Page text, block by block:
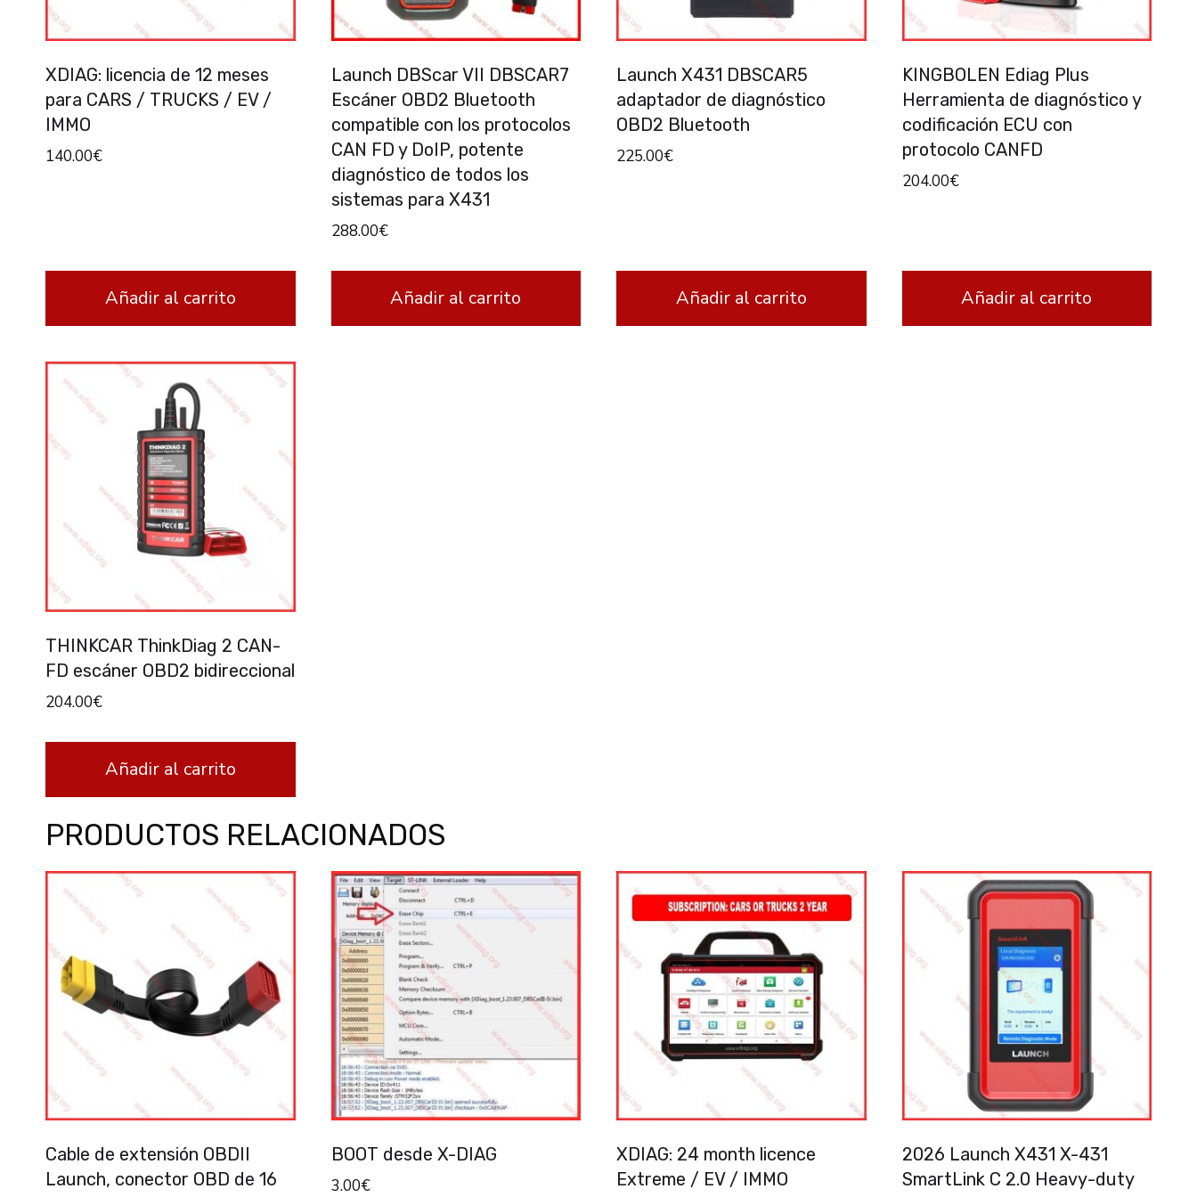
XDIAG: licencia de 12 meses
para CARS / TRUCKS / EV /
IMMO
140.00€
Añadir al carrito
Launch DBScar VII DBSCAR7
Escáner OBD2 Bluetooth
compatible con los protocolos
CAN FD y DoIP, potente
diagnóstico de todos los
sistemas para X431
288.00€
Añadir al carrito
Launch X431 DBSCAR5
adaptador de diagnóstico
OBD2 Bluetooth
225.00€
Añadir al carrito
KINGBOLEN Ediag Plus
Herramienta de diagnóstico y
codificación ECU con
protocolo CANFD
204.00€
Añadir al carrito
THINKCAR ThinkDiag 2 CAN-
FD escáner OBD2 bidireccional
204.00€
Añadir al carrito
PRODUCTOS RELACIONADOS
Cable de extensión OBDII
Launch, conector OBD de 16
BOOT desde X-DIAG
3.00€
XDIAG: 24 month licence
Extreme / EV / IMMO
2026 Launch X431 X-431
SmartLink C 2.0 Heavy-duty